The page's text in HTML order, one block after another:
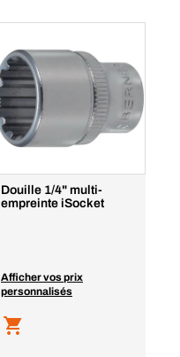
Douille 1/4" multi-
empreinte iSocket
Afficher vos prix
personnalisés